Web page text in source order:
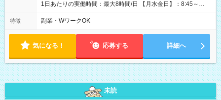
1日あたりの実働時間：最大8時間/日 【月水金日】：8:45～
16:30 【火木】：8:45～19:00 週3日～OK、シフト制 ※扶養内
勤務OK ※月1回～2回程度、日曜日出勤をお願いします。 ※時間
ん。
特徴 副業・WワークOK
気になる！ 応募する 詳細へ
未読